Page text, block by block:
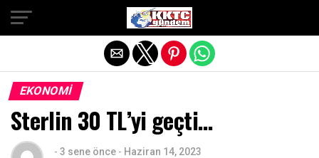
EKONOMI
Sterlin 30 TL’yi geçti…
- 3 sene önce - Haziran 14, 2023
Exit mobile version